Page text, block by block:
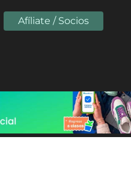
Afíliate / Socios